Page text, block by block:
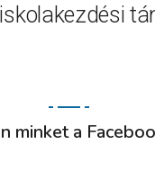
minket a